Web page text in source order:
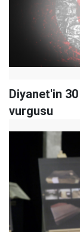
Diyanet'in
vurgusu